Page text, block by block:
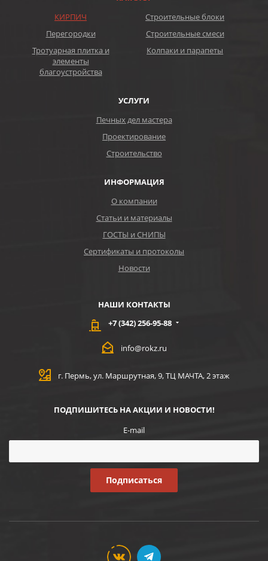
КИРПИЧ
Строительные блоки
Перегородки
Строительные смеси
Тротуарная плитка и
элементы
благоустройства
Колпаки и парапеты
УСЛУГИ
Печных дел мастера
Проектирование
Строительство
ИНФОРМАЦИЯ
О компании
Статьи и материалы
ГОСТЫ и СНИПЫ
Сертификаты и протоколы
Новости
НАШИ КОНТАКТЫ
+7 (342) 256-95-88
info@rokz.ru
г. Пермь, ул. Маршрутная, 9, ТЦ МАЧТА, 2 этаж
ПОДПИШИТЕСЬ НА АКЦИИ И НОВОСТИ!
E-mail